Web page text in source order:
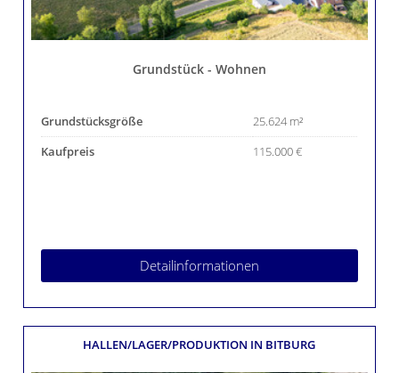
Grundstück - Wohnen
Grundstücksgröße
25.624 m²
Kaufpreis
115.000 €
Detailinformationen
HALLEN/LAGER/PRODUKTION IN BITBURG